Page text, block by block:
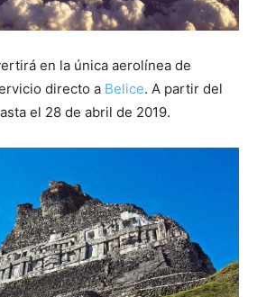
en la única aerolínea de
directo a Belice. A partir del
el 28 de abril de 2019.